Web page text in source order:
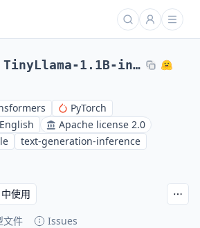
TinyLlama-1.1B-intermediate-step-955k-token-2T
PyTorch
English
Apache license 2.0
text-generation-inference
文件 Issues
使用